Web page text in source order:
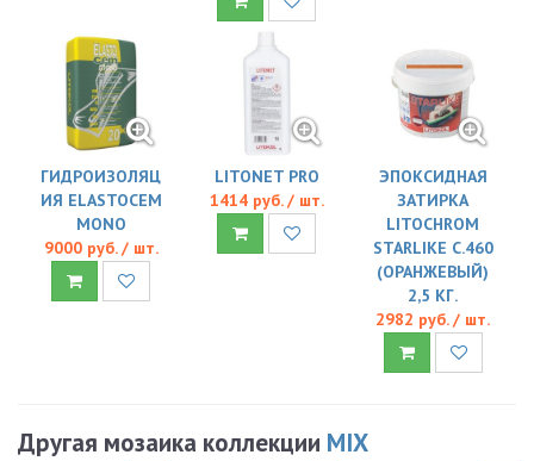
ГИДРОИЗОЛЯЦ
ИЯ ELASTOCEM
MONO
9000 руб. / шт.
LITONET PRO
1414 руб. / шт.
ЭПОКСИДНАЯ
ЗАТИРКА
LITOCHROM
STARLIKE C.460
(ОРАНЖЕВЫЙ)
2,5 КГ.
2982 руб. / шт.
Другая мозаика коллекции MIX